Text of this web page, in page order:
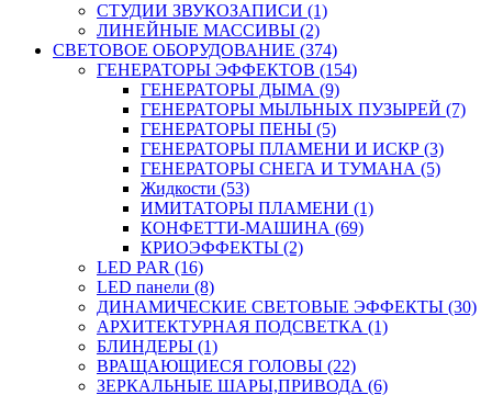
СТУДИИ ЗВУКОЗАПИСИ (1)
ЛИНЕЙНЫЕ МАССИВЫ (2)
СВЕТОВОЕ ОБОРУДОВАНИЕ (374)
ГЕНЕРАТОРЫ ЭФФЕКТОВ (154)
ГЕНЕРАТОРЫ ДЫМА (9)
ГЕНЕРАТОРЫ МЫЛЬНЫХ ПУЗЫРЕЙ (7)
ГЕНЕРАТОРЫ ПЕНЫ (5)
ГЕНЕРАТОРЫ ПЛАМЕНИ И ИСКР (3)
ГЕНЕРАТОРЫ СНЕГА И ТУМАНА (5)
Жидкости (53)
ИМИТАТОРЫ ПЛАМЕНИ (1)
КОНФЕТТИ-МАШИНА (69)
КРИОЭФФЕКТЫ (2)
LED PAR (16)
LED панели (8)
ДИНАМИЧЕСКИЕ СВЕТОВЫЕ ЭФФЕКТЫ (30)
АРХИТЕКТУРНАЯ ПОДСВЕТКА (1)
БЛИНДЕРЫ (1)
ВРАЩАЮЩИЕСЯ ГОЛОВЫ (22)
ЗЕРКАЛЬНЫЕ ШАРЫ,ПРИВОДА (6)